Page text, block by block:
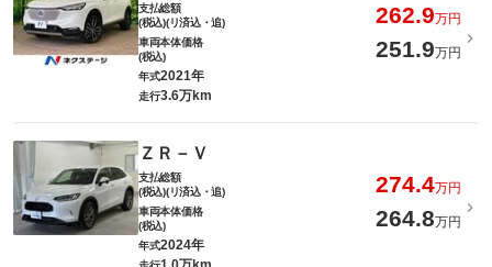
支払総額
(税込)(リ済込・追)
262.9万円
車両本体価格
(税込)
251.9万円
年式2021年
走行3.6万km
ＺＲ－Ｖ
支払総額
(税込)(リ済込・追)
274.4万円
車両本体価格
(税込)
264.8万円
年式2024年